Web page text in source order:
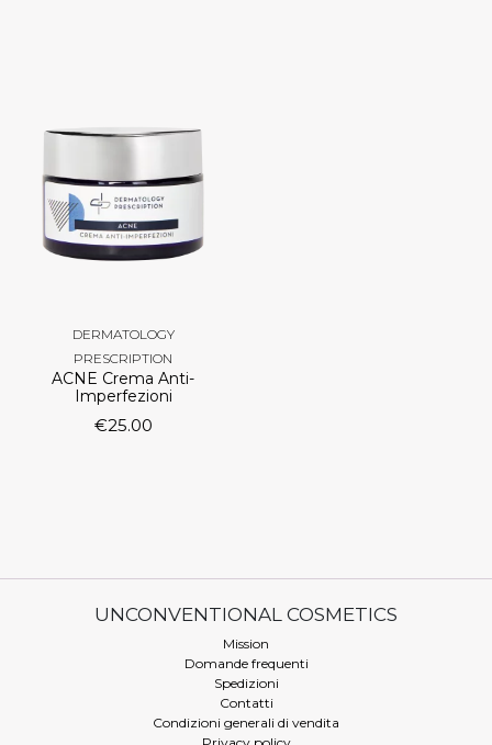
DERMATOLOGY
PRESCRIPTION
ACNE Crema Anti-
Imperfezioni
€25.00
UNCONVENTIONAL COSMETICS
Mission
Domande frequenti
Spedizioni
Contatti
Condizioni generali di vendita